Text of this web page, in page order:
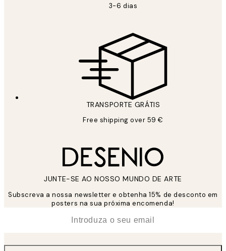
3-6 dias
TRANSPORTE GRÁTIS
Free shipping over 59 €
JUNTE-SE AO NOSSO MUNDO DE ARTE
Subscreva a nossa newsletter e obtenha 15% de desconto em
posters na sua próxima encomenda!